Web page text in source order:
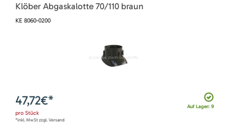
Klöber Abgaskalotte 70/110 braun
KE 8060-0200
Auf Lager: 9
47,72€*
pro Stück
*inkl. MwSt zzgl. Versand